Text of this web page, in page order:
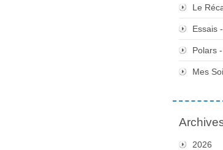
Le
Essais
Polars
Mes
2026